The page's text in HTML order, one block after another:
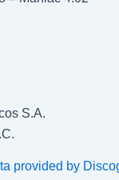
S.A.
provided by